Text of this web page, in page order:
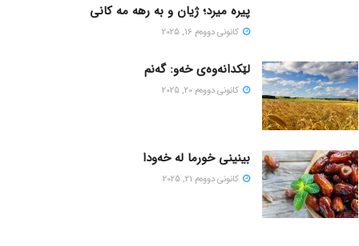
پیره میرد؛ ژیان و به رهه مه کانی
كانونی دووه‌م 16, 2025
لێکدانەوەی خەو: گەنم
كانونی دووه‌م 20, 2025
بینینی خورما لە خەودا
كانونی دووه‌م 21, 2025